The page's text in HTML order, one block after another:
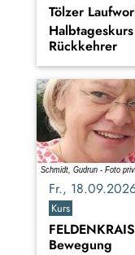
Tölzer
Rückkehrer
Fr.,
Kurs
Bewegung